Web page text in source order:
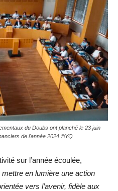
du Doubs ont planché le 23 juin
de l'année 2024 ©YQ
sur l’année écoulée,
mettre en lumière une action
vers l’avenir, fidèle aux